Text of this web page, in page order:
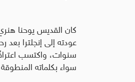
سنوات، واكتسب
سواء بكلماته